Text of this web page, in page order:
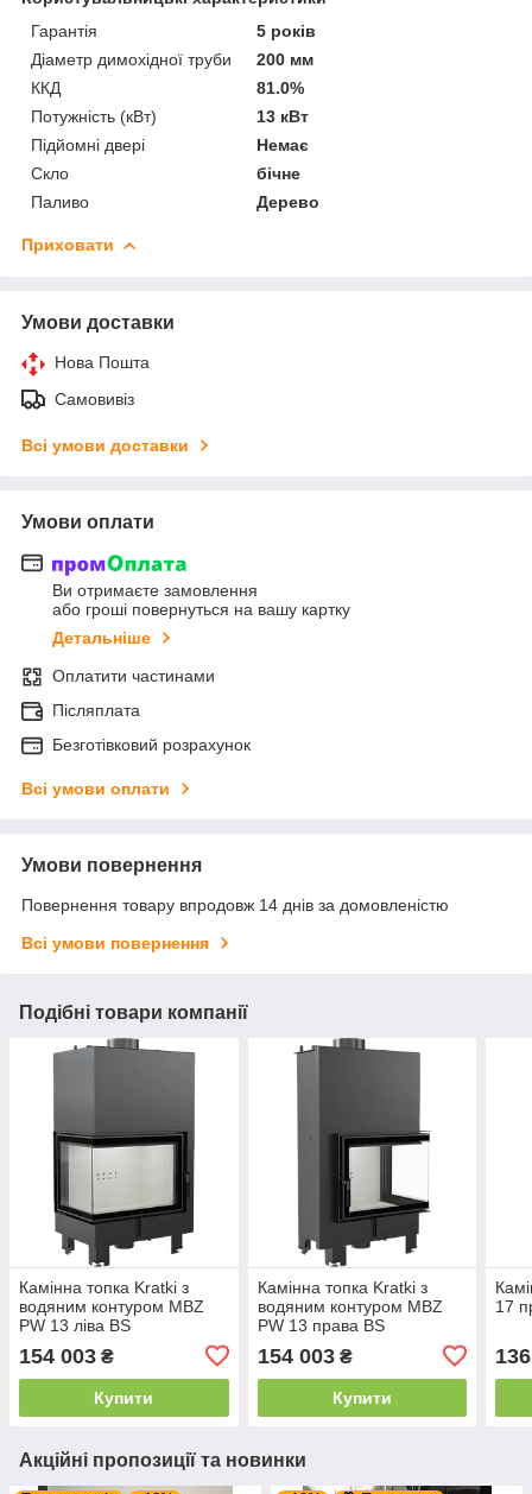
Гарантія
5 років
Діаметр димохідної труби
200 мм
ККД
81.0%
Потужність (кВт)
13 кВт
Підйомні двері
Немає
Скло
бічне
Паливо
Дерево
Приховати
Умови доставки
Нова Пошта
Самовивіз
Всі умови доставки
Умови оплати
Ви отримаєте замовлення
або гроші повернуться на вашу картку
Детальніше
Оплатити частинами
Післяплата
Безготівковий розрахунок
Всі умови оплати
Умови повернення
Повернення товару впродовж 14 днів за домовленістю
Всі умови повернення
Подібні товари компанії
Камінна топка Kratki з
водяним контуром MBZ
PW 13 ліва BS
154 003 ₴
Купити
Камінна топка Kratki з
водяним контуром MBZ
PW 13 права BS
154 003₴
Купити
17
Акційні пропозиції та новинки